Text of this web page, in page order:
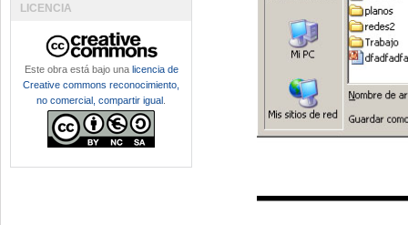
LICENCIA
Este obra está bajo una licencia de
Creative commons reconocimiento,
no comercial, compartir igual